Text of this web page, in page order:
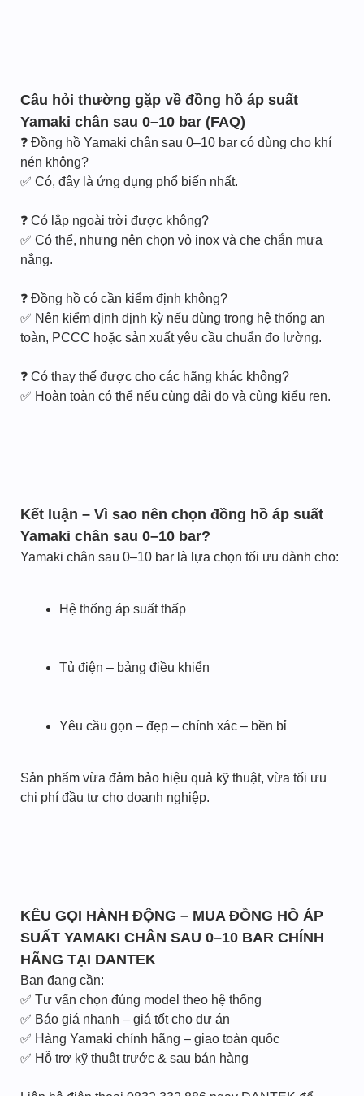
Câu hỏi thường gặp về đồng hồ áp suất
Yamaki chân sau 0–10 bar (FAQ)
❓ Đồng hồ Yamaki chân sau 0–10 bar có dùng cho khí
nén không?
✅ Có, đây là ứng dụng phổ biến nhất.
❓ Có lắp ngoài trời được không?
✅ Có thể, nhưng nên chọn vỏ inox và che chắn mưa
nắng.
❓ Đồng hồ có cần kiểm định không?
✅ Nên kiểm định định kỳ nếu dùng trong hệ thống an
toàn, PCCC hoặc sản xuất yêu cầu chuẩn đo lường.
❓ Có thay thế được cho các hãng khác không?
✅ Hoàn toàn có thể nếu cùng dải đo và cùng kiểu ren.
Kết luận – Vì sao nên chọn đồng hồ áp suất
Yamaki chân sau 0–10 bar?
Yamaki chân sau 0–10 bar là lựa chọn tối ưu dành cho:
Hệ thống áp suất thấp
Tủ điện – bảng điều khiển
Yêu cầu gọn – đẹp – chính xác – bền bỉ
Sản phẩm vừa đảm bảo hiệu quả kỹ thuật, vừa tối ưu
chi phí đầu tư cho doanh nghiệp.
KÊU GỌI HÀNH ĐỘNG – MUA ĐỒNG HỒ ÁP
SUẤT YAMAKI CHÂN SAU 0–10 BAR CHÍNH
HÃNG TẠI DANTEK
Bạn đang cần:
✅ Tư vấn chọn đúng model theo hệ thống
✅ Báo giá nhanh – giá tốt cho dự án
✅ Hàng Yamaki chính hãng – giao toàn quốc
✅ Hỗ trợ kỹ thuật trước & sau bán hàng